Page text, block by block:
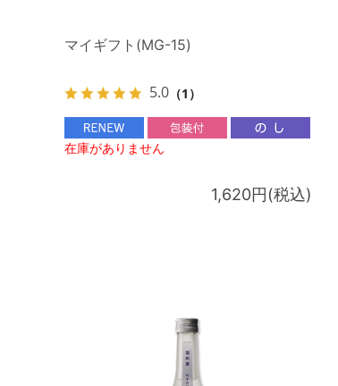
マイギフト(MG-15)
5.0 （1）
在庫がありません
1,620円(税込)